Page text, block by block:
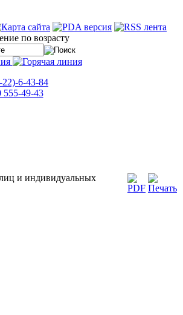
22)-6-43-84
555-49-43
и индивидуальных